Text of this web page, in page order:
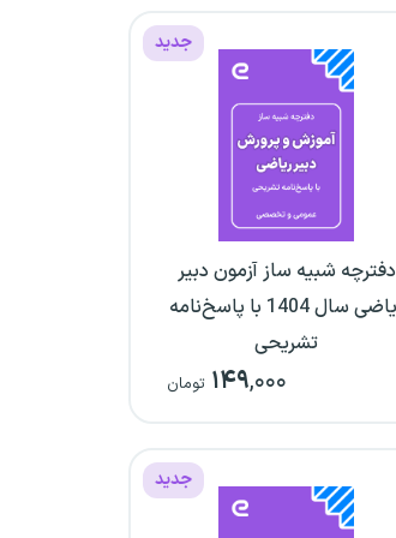
جدید
دفترچه شبیه ساز آزمون دبیر
ریاضی سال 1404 با پاسخ‌نامه
تشریحی
۱۴۹,۰۰۰ تومان
جدید